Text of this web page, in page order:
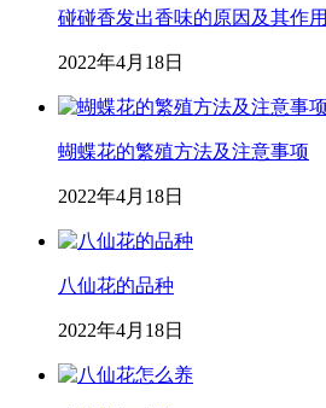
碰碰香发出香味的原因及其作用
2022年4月18日
蝴蝶花的繁殖方法及注意事项
2022年4月18日
八仙花的品种
2022年4月18日